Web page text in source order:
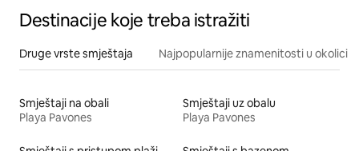
Destinacije koje treba istražiti
Druge vrste smještaja Najpopularnije znamenitosti u okolici
Smještaji na obali
Playa Pavones
Smještaji uz obalu
Playa Pavones